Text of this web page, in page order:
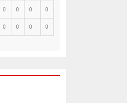
0 0 0 0
0 0 0 0